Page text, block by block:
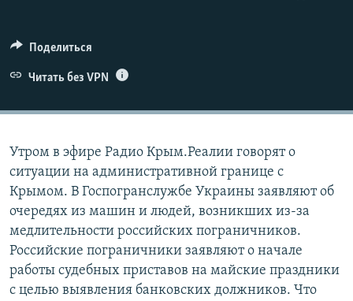
КРЫМ.НЕПОКОРЕННЫЙ
ELIFBE
Поделиться
Читать без VPN
Утром в эфире Радио Крым.Реалии говорят о
ситуации на административной границе с
Крымом. В Госпогранслужбе Украины заявляют об
очередях из машин и людей, возникших из-за
медлительности российских пограничников.
Российские пограничники заявляют о начале
работы судебных приставов на майские праздники
с целью выявления банковских должников. Что